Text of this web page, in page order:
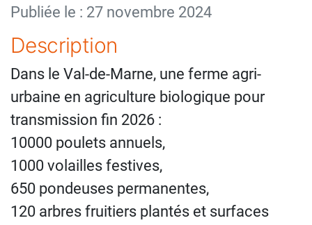
Publiée le : 27 novembre 2024
Description
Dans le Val-de-Marne, une ferme agri-
urbaine en agriculture biologique pour
transmission fin 2026 :
10000 poulets annuels,
1000 volailles festives,
650 pondeuses permanentes,
120 arbres fruitiers plantés et surfaces